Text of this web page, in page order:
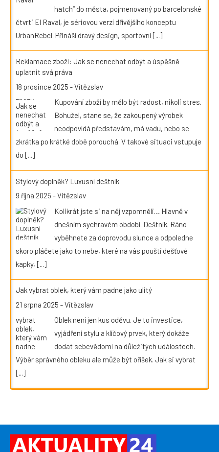
hatch“ do města, pojmenovaný po barcelonské
čtvrti El Raval, je sériovou verzí dřívějšího konceptu
UrbanRebel. Přináší dravý design, sportovní[...]
Reklamace zboží: Jak se nenechat odbýt a úspěšně
uplatnit svá práva
18 prosince 2025 -Vítězslav
Kupování zboží by mělo být radost, nikoli stres.
Bohužel, stane se, že zakoupený výrobek
neodpovídá představám, má vadu, nebo se
zkrátka po krátké době porouchá. V takové situaci vstupuje
do [...]
Stylový doplněk? Luxusní deštník
9 října 2025 -Vítězslav
Kolikrát jste si na něj vzpomněli… Hlavně v
dnešním sychravém období. Deštník. Ráno
vyběhnete za doprovodu slunce a odpoledne
skoro pláčete jako to nebe, které na vás pouští dešťové
kapky, [...]
Jak vybrat oblek, který vám padne jako ulitý
21 srpna 2025 -Vítězslav
Oblek není jen kus oděvu. Je to investice,
vyjádření stylu a klíčový prvek, který dokáže
dodat sebevědomí na důležitých událostech.
Výběr správného obleku ale může být oříšek. Jak si vybrat
[...]